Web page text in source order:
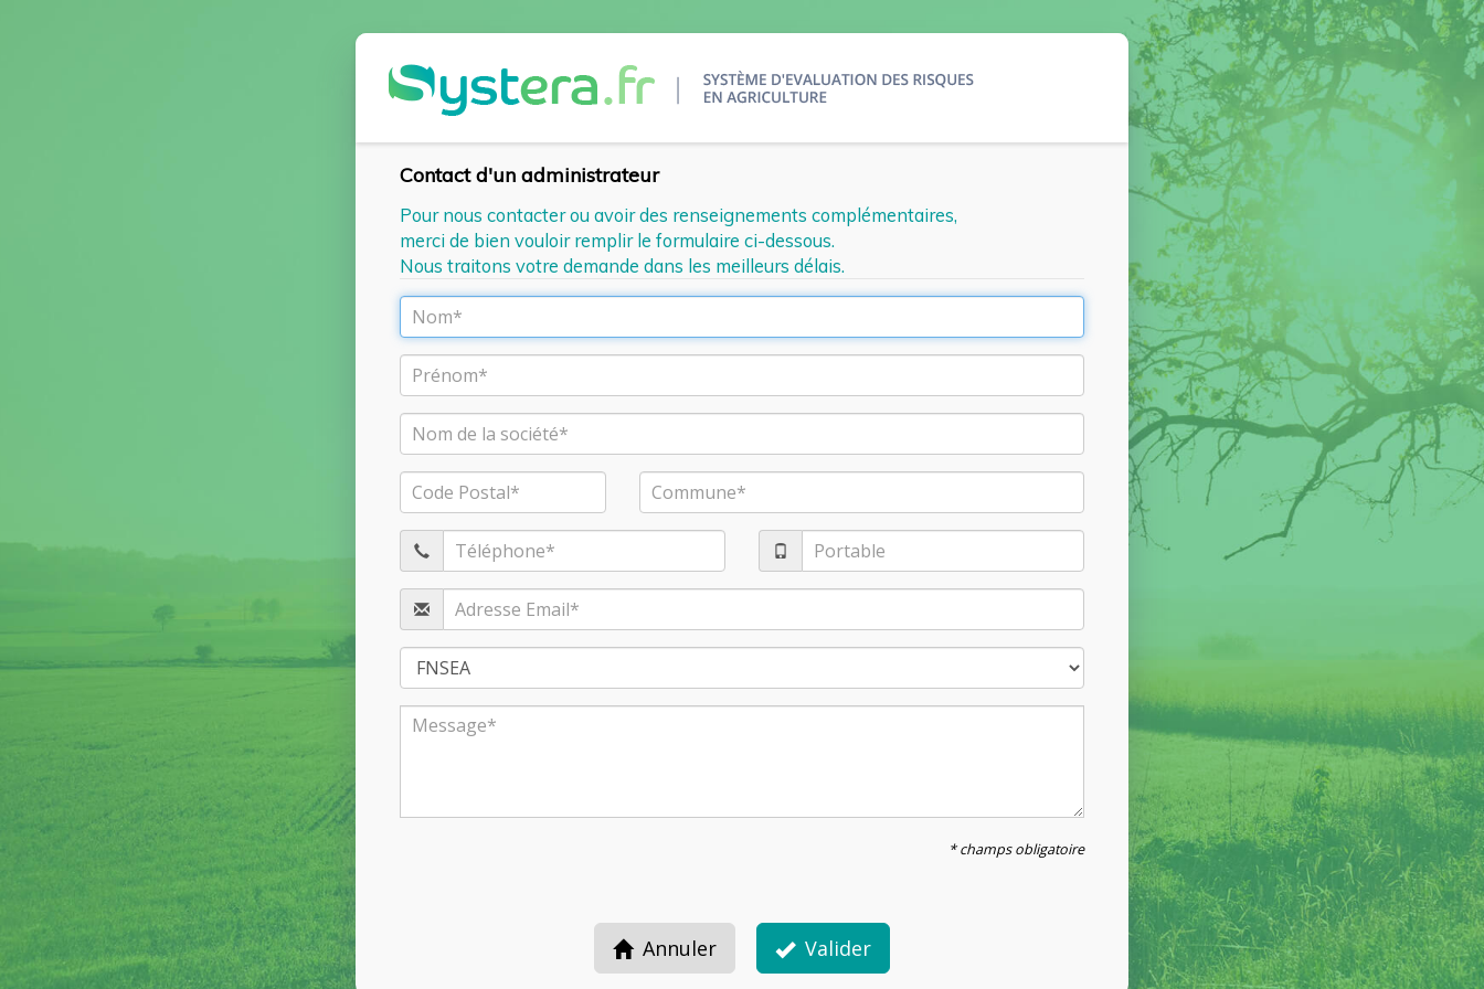
Contact d'un administrateur
Pour nous contacter ou avoir des renseignements complémentaires,
merci de bien vouloir remplir le formulaire ci-dessous.
Nous traitons votre demande dans les meilleurs délais.
* champs obligatoire
Annuler Valider